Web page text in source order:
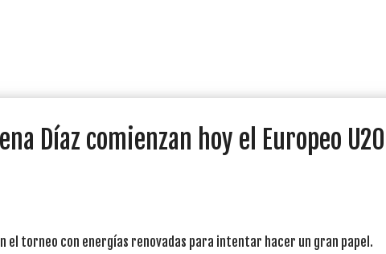
Díaz comienzan hoy el Europeo U20
el torneo con energías renovadas para intentar hacer un gran papel.